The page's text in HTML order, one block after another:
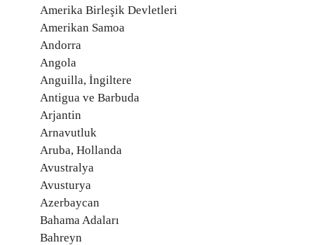
Amerika Birleşik Devletleri
Amerikan Samoa
Andorra
Angola
Anguilla, İngiltere
Antigua ve Barbuda
Arjantin
Arnavutluk
Aruba, Hollanda
Avustralya
Avusturya
Azerbaycan
Bahama Adaları
Bahreyn